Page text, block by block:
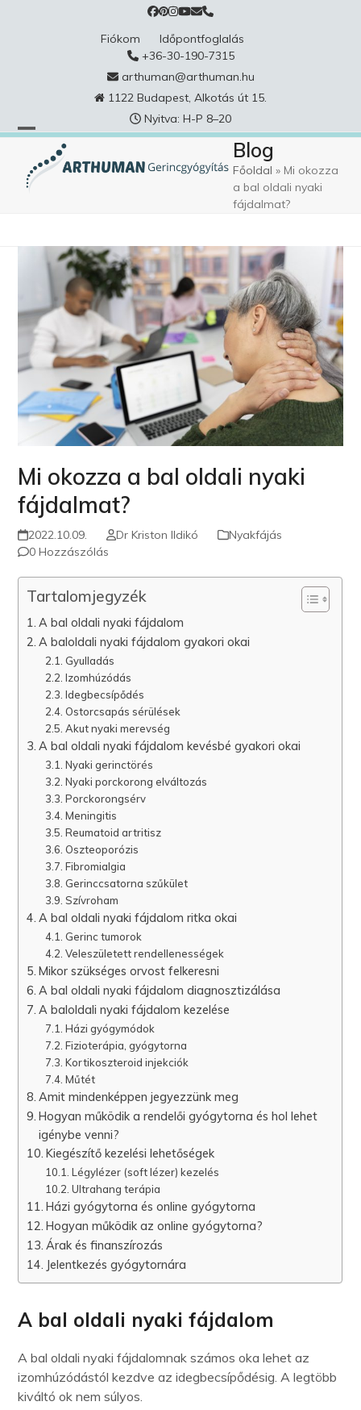
Fiókom
Időpontfoglalás
+36-30-190-7315
arthuman@arthuman.hu
1122 Budapest, Alkotás út 15.
Nyitva: H-P 8–20
Blog
Főoldal » Mi okozza
a bal oldali nyaki
fájdalmat?
Mi okozza a bal oldali nyaki
fájdalmat?
2022.10.09. Dr Kriston Ildikó
Nyakfájás
0 Hozzászólás
Tartalomjegyzék
A bal oldali nyaki fájdalom
A baloldali nyaki fájdalom gyakori okai
Gyulladás
Izomhúzódás
Idegbecsípődés
Ostorcsapás sérülések
Akut nyaki merevség
A bal oldali nyaki fájdalom kevésbé gyakori okai
Nyaki gerinctörés
Nyaki porckorong elváltozás
Porckorongsérv
Meningitis
Reumatoid artritisz
Oszteoporózis
Fibromialgia
Gerinccsatorna szűkület
Szívroham
A bal oldali nyaki fájdalom ritka okai
Gerinc tumorok
Veleszületett rendellenességek
Mikor szükséges orvost felkeresni
A bal oldali nyaki fájdalom diagnosztizálása
A baloldali nyaki fájdalom kezelése
Házi gyógymódok
Fizioterápia, gyógytorna
Kortikoszteroid injekciók
Műtét
Amit mindenképpen jegyezzünk meg
Hogyan működik a rendelői gyógytorna és hol lehet
igénybe venni?
Kiegészítő kezelési lehetőségek
Légylézer (soft lézer) kezelés
Ultrahang terápia
Házi gyógytorna és online gyógytorna
Hogyan működik az online gyógytorna?
Árak és finanszírozás
Jelentkezés gyógytornára
A bal oldali nyaki fájdalom
A bal oldali nyaki fájdalomnak számos oka lehet az
izomhúzódástól kezdve az idegbecsípődésig. A legtöbb
kiváltó ok nem súlyos.